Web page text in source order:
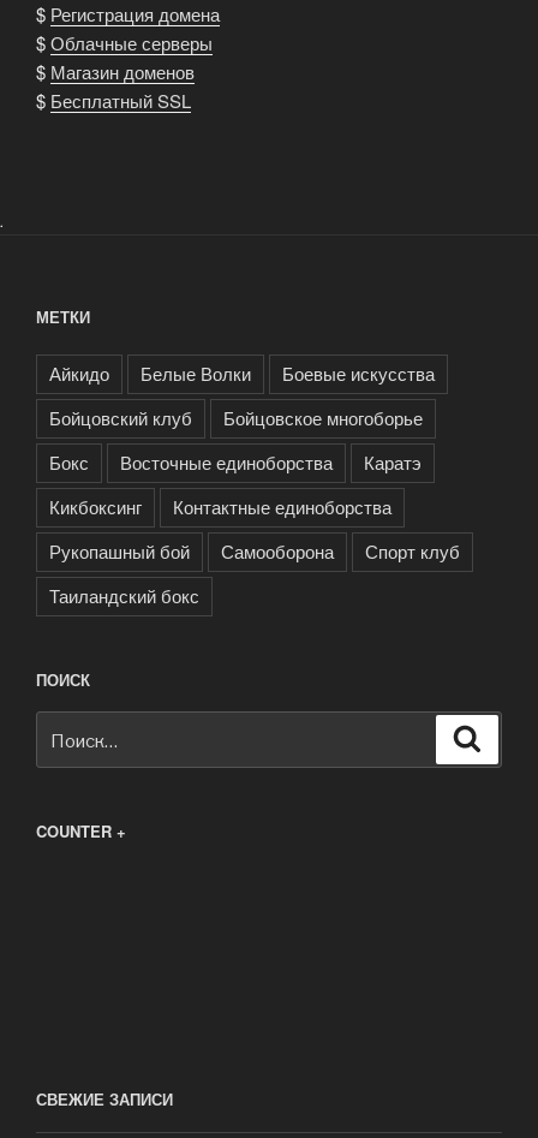
$ Регистрация домена
$Облачные серверы
$ Магазин доменов
$ Бесплатный SSL
.
МЕТКИ
Айкидо Белые Волки
Боевые искусства
Бойцовский клуб
Бойцовское многоборье
Бокс
Восточные единоборства
Каратэ
Кикбоксинг
Контактные единоборства
Рукопашный бой
Самооборона
Спорт клуб
Таиландский бокс
ПОИСК
COUNTER +
СВЕЖИЕ ЗАПИСИ